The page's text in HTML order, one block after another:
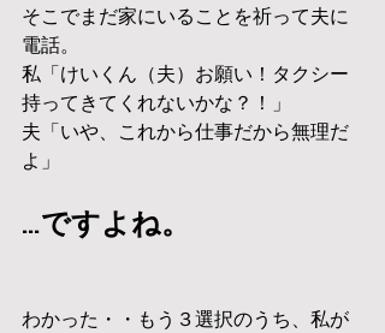
そこでまだ家にいることを祈って夫に
電話。
私「けいくん（夫）お願い！タクシー
持ってきてくれないかな？！」
夫「いや、これから仕事だから無理だ
よ」
…ですよね。
わかった・・もう３選択のうち、私が